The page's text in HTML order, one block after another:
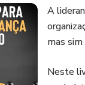
A
mas
Neste